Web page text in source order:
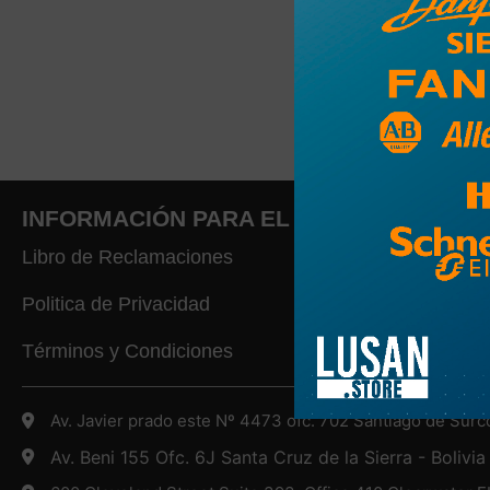
INFORMACIÓN PARA EL CLIENTE
Libro de Reclamaciones
Politica de Privacidad
Términos y Condiciones
Av. Javier prado este Nº 4473 ofc. 702 Santiago de
Av. Beni 155 Ofc. 6J Santa Cruz de la Sierra - Bolivia